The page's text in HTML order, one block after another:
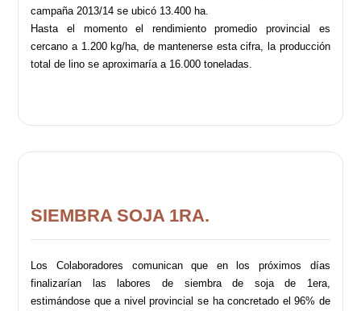
campaña 2013/14 se ubicó 13.400 ha.
Hasta el momento el rendimiento promedio provincial es
cercano a 1.200 kg/ha, de mantenerse esta cifra, la producción
total de lino se aproximaría a 16.000 toneladas.
SIEMBRA SOJA 1RA.
Los Colaboradores comunican que en los próximos días
finalizarían las labores de siembra de soja de 1era,
estimándose que a nivel provincial se ha concretado el 96% de